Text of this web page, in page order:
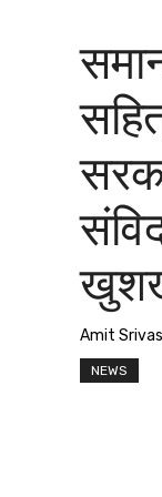
Amit
NEWS